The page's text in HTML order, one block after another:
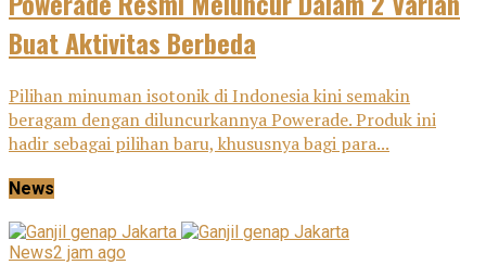
Buat Aktivitas Berbeda
Pilihan minuman isotonik di Indonesia kini semakin
beragam dengan diluncurkannya Powerade. Produk ini
hadir sebagai pilihan baru, khususnya bagi para...
News
News2 jam ago